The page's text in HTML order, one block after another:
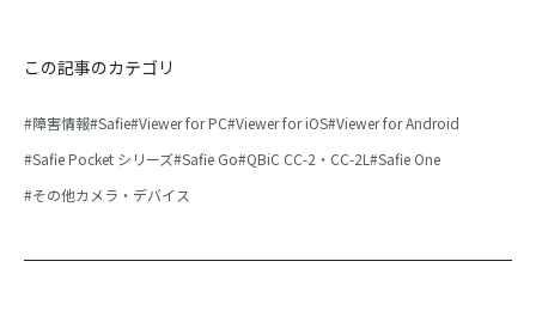
この記事のカテゴリ
障害情報 Safie Viewer for PC Viewer for iOS Viewer for Android
Safie Pocket シリーズ Safie Go QBiC CC-2・CC-2L
Safie One
その他カメラ・デバイス